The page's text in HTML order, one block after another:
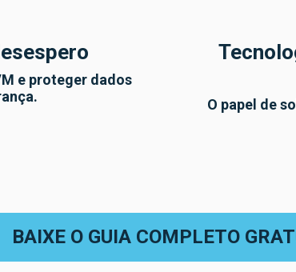
e proteger dados
O papel de
BAIXE O GUIA COMPLETO